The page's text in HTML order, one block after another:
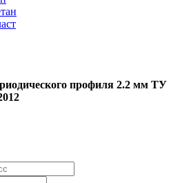
профиля 2.2 мм ТУ